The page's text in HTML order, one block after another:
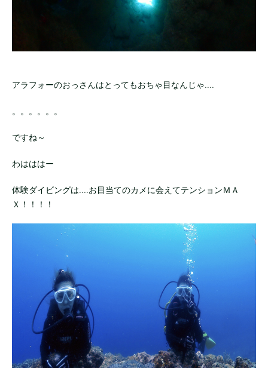
アラフォーのおっさんはとってもおちゃ目なんじゃ....
。。。。。。
ですね～
わはははー
体験ダイビングは....お目当てのカメに会えてテンションＭＡ
Ｘ！！！！